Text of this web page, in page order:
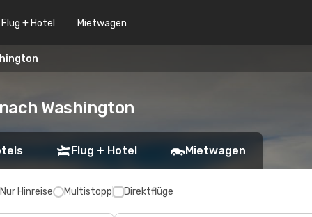
Flug + Hotel Mietwagen
Washington
Flug + Hotel Mietwagen
Nur Hinreise Multistopp Direktflüge